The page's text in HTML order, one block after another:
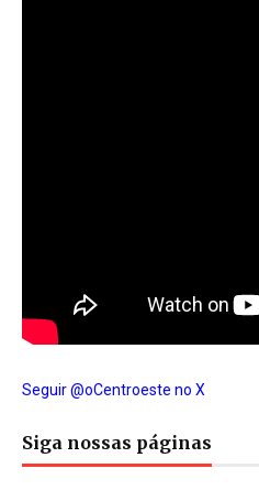
Seguir @oCentroeste no X
Siga nossas páginas